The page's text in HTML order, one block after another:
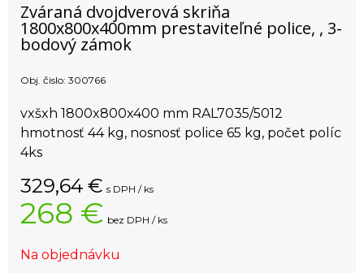
Zváraná dvojdverová skriňa
1800x800x400mm prestaviteľné police, , 3-
bodový zámok
Obj. čislo: 300766
vxšxh 1800x800x400 mm RAL7035/5012
hmotnosť 44 kg, nosnosť police 65 kg, počet políc
4ks
329,64 € s DPH / ks
268 € bez DPH / ks
Na objednávku